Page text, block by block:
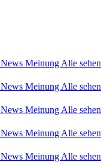
News Meinung Alle sehen
News Meinung Alle sehen
News Meinung Alle sehen
News Meinung Alle sehen
News Meinung Alle sehen